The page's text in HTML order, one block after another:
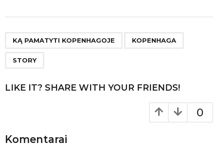
a
n
KĄ PAMATYTI KOPENHAGOJE KOPENHAGA
STORY
LIKE IT? SHARE WITH YOUR FRIENDS!
0
Komentarai